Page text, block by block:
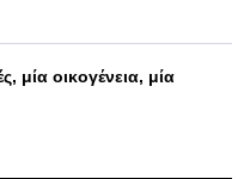
μία οικογένεια, μία